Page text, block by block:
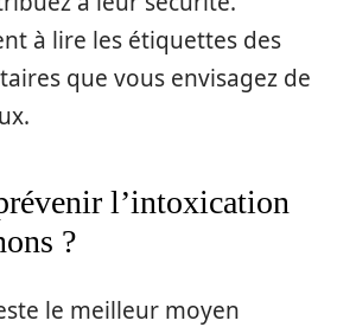
à lire les étiquettes des
que vous envisagez de
l’intoxication
?
le meilleur moyen